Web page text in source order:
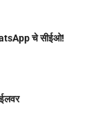
चे सीईओ!